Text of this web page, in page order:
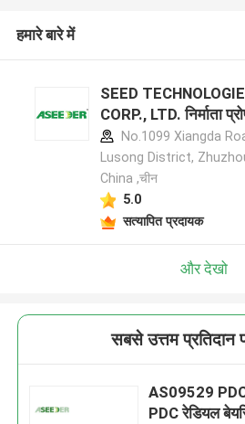
हमारे बारे में
SEED
CORP., LTD. निर्माता
No.1099 Xiangda
Lusong District,
China ,चीन
5.0
सत्यापित प्रदायक
और देखो
सबसे उत्तम प्रतिदान
AS09529 PDC
PDC रेडियल